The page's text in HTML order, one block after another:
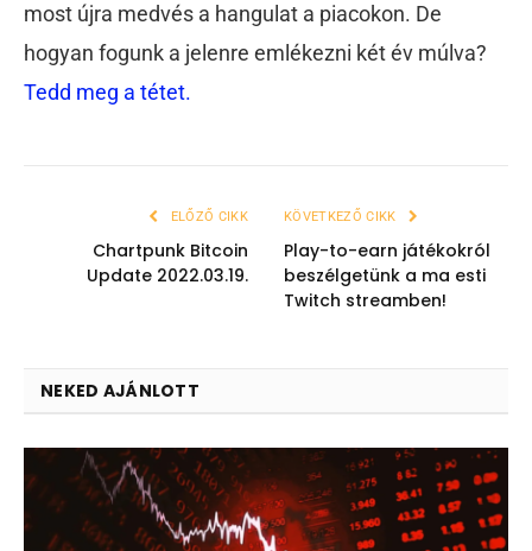
most újra medvés a hangulat a piacokon. De
hogyan fogunk a jelenre emlékezni két év múlva?
Tedd meg a tétet.
ELŐZŐ CIKK
Chartpunk Bitcoin
Update 2022.03.19.
KÖVETKEZŐ CIKK
Play-to-earn játékokról
beszélgetünk a ma esti
Twitch streamben!
NEKED AJÁNLOTT